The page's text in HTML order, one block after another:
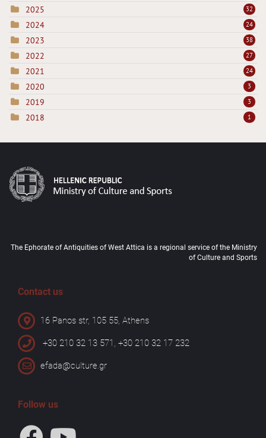
2025 32
2024 24
2023 38
2022 27
2021 24
2020 3
2019 3
2018 1
The Ephorate of Antiquities of West Attica is a regional service of the Ministry
of Culture and Sports
Contact us
16 Panos str, 105 55, Athens
+30 210 32 13 571, +30 210 32 17 232
efada@culture.gr
Follow us